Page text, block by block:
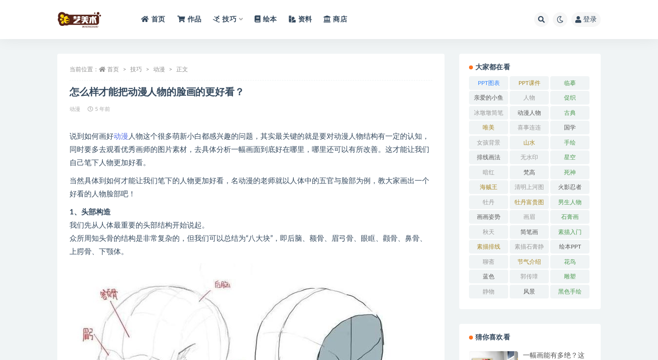
首页 作品 技巧 绘本 资料 商店 登录
当前位置： 首页 技巧 动漫 正文
怎么样才能把动漫人物的脸画的更好看？
动漫 5 年前
说到如何画好动漫 人物这个很多萌新小白都感兴趣的问题，其实最关键的就是要对动漫人物结构有一定的认知，
同时要多去观看优秀画师的图片素材，去具体分析一幅画面到底好在哪里，哪里还可以有所改善。这才能让我们
自己笔下人物更加好看。
当然具体到如何才能让我们笔下的人物更加好看，名动漫的老师就以人体中的五官与脸部为例，教大家画出一个
好看的人物脸部吧！
1、头部构造
我们先从人体最重要的头部结构开始说起。
众所周知头骨的结构是非常复杂的，但我们可以总结为“八大块”，即后脑、额骨、眉弓骨、眼眶、颧骨、鼻骨、
上腭骨、下颚体。
大家都在看
PPT图表 PPT课件 临摹
亲爱的小鱼 人物 促织
冰墩墩简笔
画
动漫人物 古典
唯美 喜事连连 国学
女孩背景 山水 手绘
排线画法 无水印 星空
暗红 梵高 死神
海贼王 清明上河图 火影忍者
牡丹 牡丹富贵图 男生人物
画画姿势 画眉 石膏画
秋天 简笔画 素描入门
素描排线 素描石膏静
物
绘本PPT
聊斋 节气介绍 花鸟
蓝色 郭传璋 雕塑
静物 风景 黑色手绘
猜你喜欢看
一幅画能有多绝？这